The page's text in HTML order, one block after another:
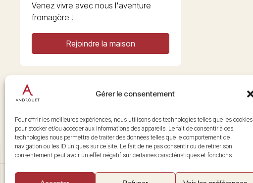
Gérer le consentement
Pour offrir les meilleures expériences, nous utilisons des technologies telles que les cookies
pour stocker et/ou accéder aux informations des appareils. Le fait de consentir à ces
technologies nous permettra de traiter des données telles que le comportement de
navigation ou les ID uniques sur ce site. Le fait de ne pas consentir ou de retirer son
consentement peut avoir un effet négatif sur certaines caractéristiques et fonctions.
Venez vivre avec nous l'aventure
fromagère !
Rejoindre la maison